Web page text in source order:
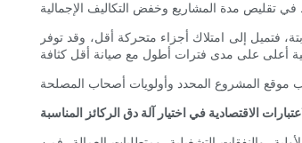
فتميل إلى امتلاك أجزاء متحركة أقل، وقد توفر
الاقتصادية في اختيار آلة دق الركائز المناسبة